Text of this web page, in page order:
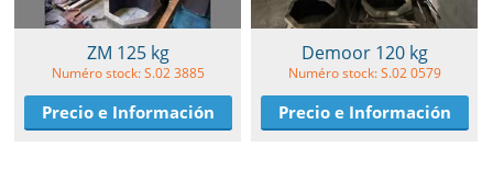
ZM 125 kg
Numéro stock: S.02 3885
Precio e Información
Demoor 120 kg
Numéro stock: S.02 0579
Precio e Información